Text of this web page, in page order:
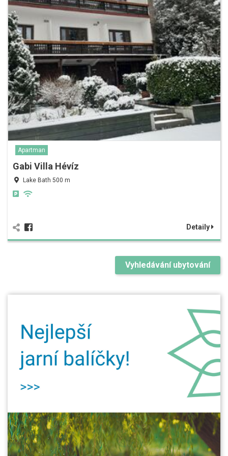
Apartman
Gabi Villa Hévíz
Lake Bath 500 m
Detaily
Vyhledávání ubytování